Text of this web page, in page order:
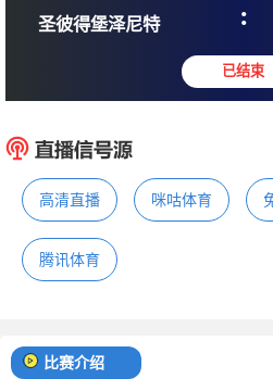
圣彼得堡泽尼特
高清直播 咪咕体育
腾讯体育
比赛介绍